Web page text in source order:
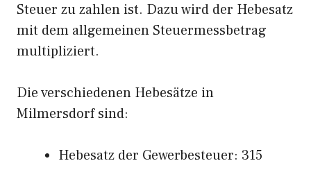
Steuer zu zahlen ist. Dazu wird der Hebesatz
mit dem allgemeinen Steuermessbetrag
multipliziert.
Die verschiedenen Hebesätze in
Milmersdorf sind:
Hebesatz der Gewerbesteuer: 315